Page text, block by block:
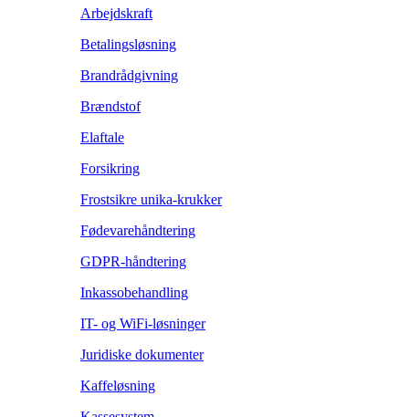
Arbejdskraft
Betalingsløsning
Brandrådgivning
Brændstof
Elaftale
Forsikring
Frostsikre unika-krukker
Fødevarehåndtering
GDPR-håndtering
Inkassobehandling
IT- og WiFi-løsninger
Juridiske dokumenter
Kaffeløsning